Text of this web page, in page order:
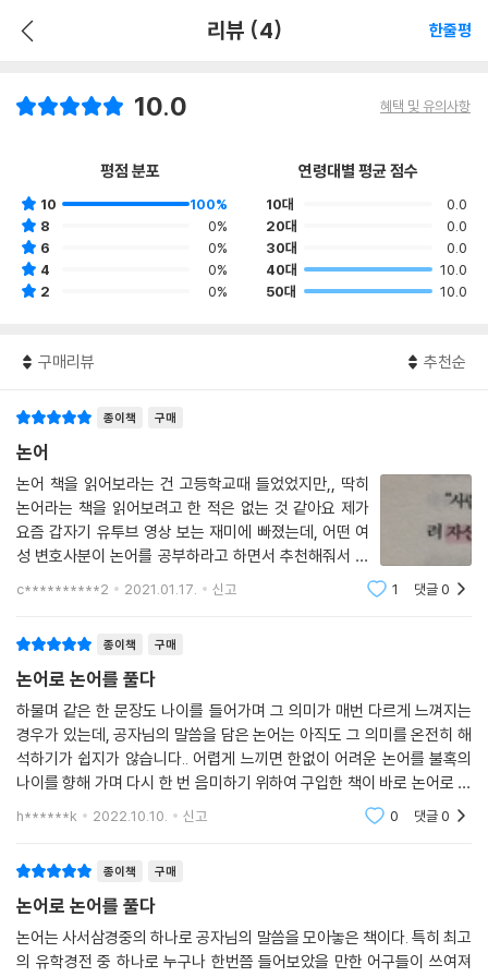
리뷰 (4) 한줄평
10.0 혜택 및 유의사항
평점 분포
10
100%
8
0%
6
0%
4
0%
2
0%
연령대별 평균 점수
10대
0.0
20대
0.0
30대
0.0
40대
10.0
50대
10.0
구매리뷰 추천순
종이책 구매
논어
논어 책을 읽어보라는 건 고등학교때 들었었지만,, 딱히
논어라는 책을 읽어보려고 한 적은 없는 것 같아요 제가
요즘 갑자기 유투브 영상 보는 재미에 빠졌는데, 어떤 여
성 변호사분이 논어를 공부하라고 하면서 추천해줘서 바
로 구매했습니다. 물론 그 분이 추천한 다른 책도 주문 했
c**********2 2021.01.17. 신고 1 댓글0
종이책 구매
논어로 논어를 풀다
하물며 같은 한 문장도 나이를 들어가며 그 의미가 매번 다르게 느껴지는
경우가 있는데, 공자님의 말씀을 담은 논어는 아직도 그 의미를 온전히 해
석하기가 쉽지가 않습니다.. 어렵게 느끼면 한없이 어려운 논어를 불혹의
나이를 향해 가며 다시 한 번 음미하기 위하여 구입한 책이 바로 논어로 논
어를 풀다입니다. 공자님의 말씀이 살아 숨쉬는 것처럼 느껴지는 좋은 책
h******k 2022.10.10. 신고 0 댓글0
종이책 구매
논어로 논어를 풀다
논어는 사서삼경중의 하나로 공자님의 말씀을 모아놓은 책이다. 특히 최고
의 유학경전 중 하나로 누구나 한번쯤 들어보았을 만한 어구들이 쓰여져